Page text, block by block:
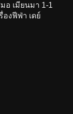
อ เมียนมา 1-1
งฟีฟ่า เดย์